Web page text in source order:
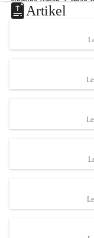
u
s
d
S
Weinbaugesetz sind
unzulässige
helfen wir zusammen
vor den prognostizierten
und den daraus
Maßnahmen zur
Rebe und der
Anhang VBl.
1 Seite•1,4 MB
VBl. EU Nr.
Artikel